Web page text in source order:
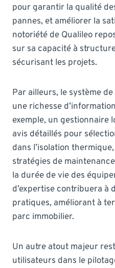
pour garantir la qualité
pannes, et améliorer la
notoriété de Qualileo
sur sa capacité à
sécurisant les projets.
Par ailleurs, le système
une richesse
exemple, un gestionnaire
avis détaillés pour
dans l’isolation
stratégies de
la durée de vie des
d’expertise contribuera à
pratiques, améliorant à
parc immobilier.
Un autre atout majeur
utilisateurs dans le